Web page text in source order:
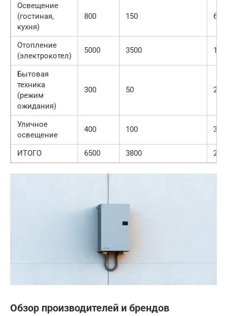
Освещение
(гостиная,
кухня)
800 150 650
Отопление
(электрокотел)
5000 3500
Бытовая
техника
(режим
ожидания)
300 50 250
Уличное
освещение
400 100 300
ИТОГО 6500 3800
Обзор производителей и брендов